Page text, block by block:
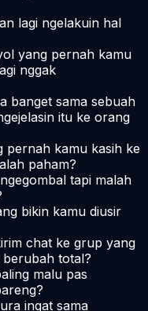
lagi ngelakuin hal
yang pernah kamu
nggak
banget sama sebuah
itu ke orang
pernah kamu kasih ke
paham?
tapi malah
bikin kamu diusir
chat ke grup yang
berubah total?
malu pas
ingat sama